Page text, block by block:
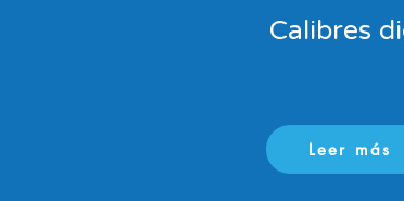
Calibres
Leer más